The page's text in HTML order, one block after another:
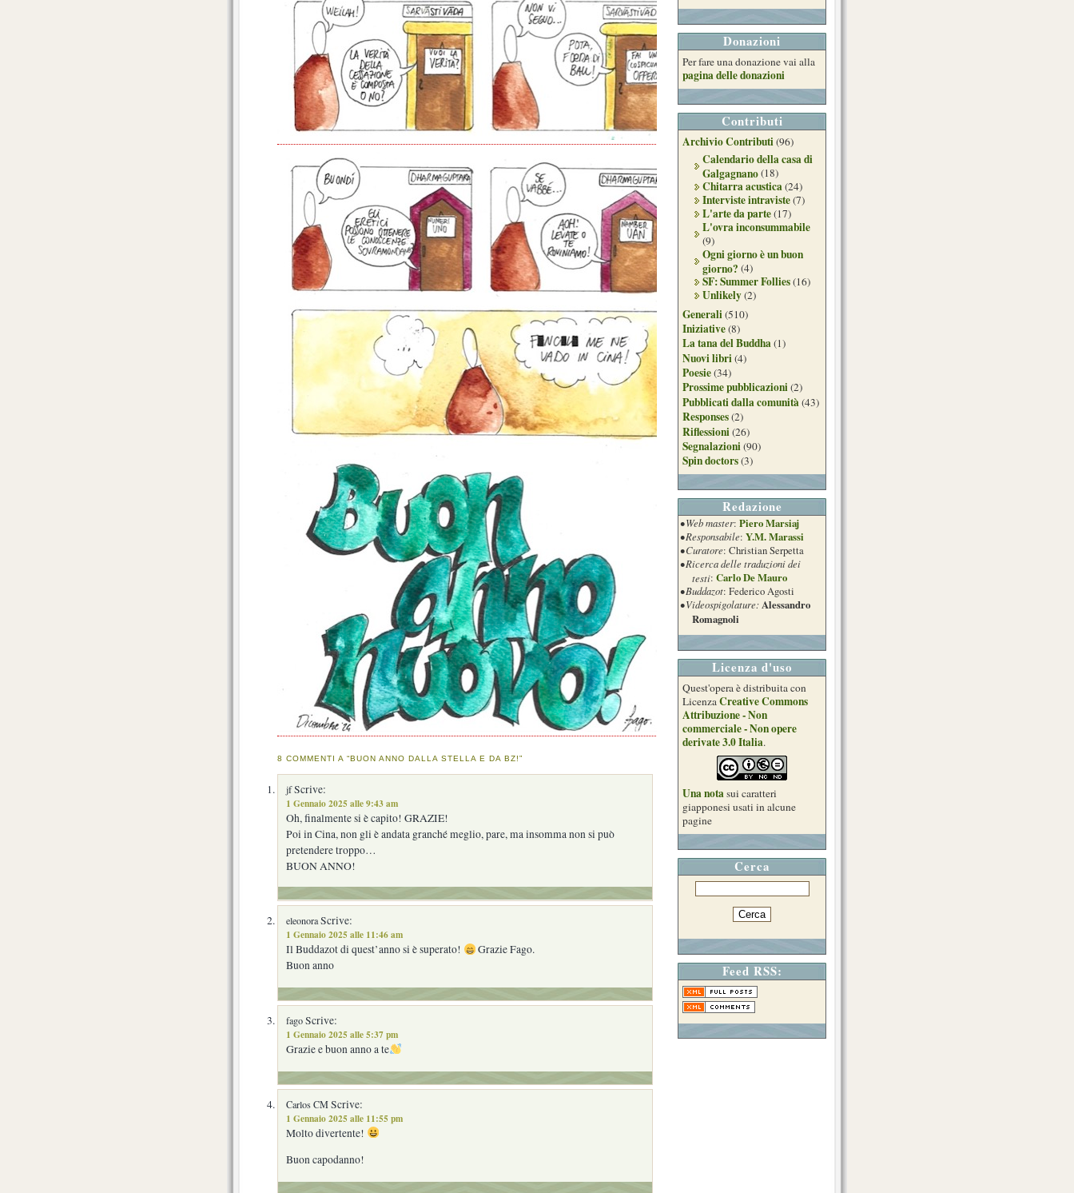
8 COMMENTI A “BUON ANNO DALLA STELLA E DA BZ!”
jfScrive:
1 Gennaio 2025 alle 9:43 am
Oh, finalmente si è capito! GRAZIE!
Poi in Cina, non gli è andata granché meglio, pare, ma insomma non si può
pretendere troppo…
BUON ANNO!
eleonoraScrive:
1 Gennaio 2025 alle 11:46 am
Il Buddazot di quest’anno si è superato!
Grazie Fago.
Buon anno
fagoScrive:
1 Gennaio 2025 alle 5:37 pm
Grazie e buon anno a te
Carlos CMScrive:
1 Gennaio 2025 alle 11:55 pm
Molto divertente!
Buon capodanno!
Donazioni
Per fare una donazione vai alla
pagina delle donazioni
Contributi
Archivio Contributi(96)
Calendario della casa di
Galgagnano(18)
Chitarra acustica(24)
Interviste intraviste(7)
L'arte da parte(17)
L'ovra inconsummabile
(9)
Ogni giorno è un buon
giorno? (4)
SF: Summer Follies(16)
Unlikely(2)
Generali(510)
Iniziative(8)
La tana del Buddha(1)
Nuovi libri(4)
Poesie(34)
Prossime pubblicazioni(2)
Pubblicati dalla comunità(43)
Responses(2)
Riflessioni(26)
Segnalazioni(90)
Spin doctors(3)
Redazione
• Web master: Piero Marsiaj
• Responsabile: Y.M. Marassi
• Curatore: Christian Serpetta
• Ricerca delle traduzioni dei
testi: Carlo De Mauro
• Buddazot: Federico Agosti
• Videospigolature:Alessandro
Romagnoli
Licenza d'uso
Quest'opera è distribuita con
LicenzaCreative Commons
Attribuzione - Non
commerciale - Non opere
derivate 3.0 Italia.
Una notasui caratteri
giapponesi usati in alcune
pagine
Cerca
Feed RSS: